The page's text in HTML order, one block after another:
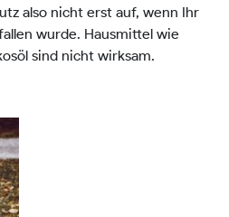
also nicht erst auf, wenn Ihr
wurde. Hausmittel wie
sind nicht wirksam.